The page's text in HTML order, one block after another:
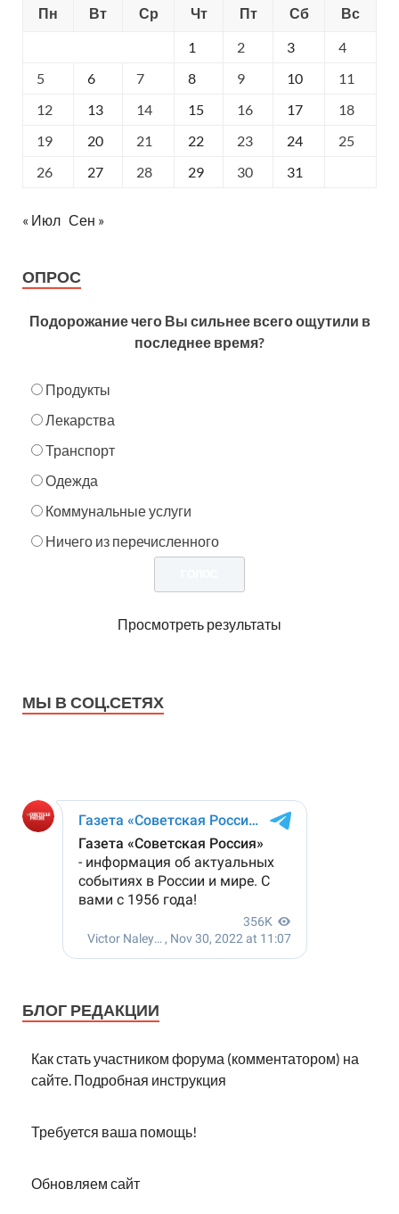
Пн Вт Ср Чт Пт Сб
Вс
1
2 3
4
5
6 7 8 9 10
11
12
13 14 15 16 17
18
19
20 21 22 23 24
25
26
27 28 29 30 31
« Июл Сен »
ОПРОС
Подорожание чего Вы сильнее всего ощутили в
последнее время?
Продукты
Лекарства
Транспорт
Одежда
Коммунальные услуги
Ничего из перечисленного
Просмотреть результаты
МЫ В СОЦ.СЕТЯХ
БЛОГ РЕДАКЦИИ
Как стать участником форума (комментатором) на
сайте. Подробная инструкция
Требуется ваша помощь!
Обновляем сайт